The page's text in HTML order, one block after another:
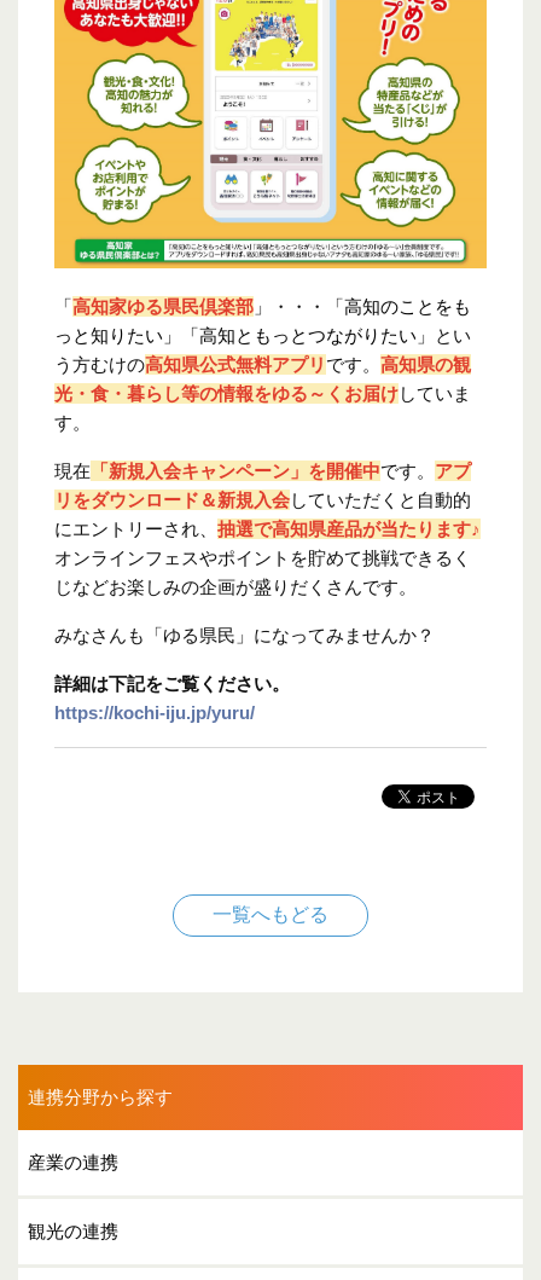
「高知家ゆる県民倶楽部 」・・・「高知のことをも
っと知りたい」「高知ともっとつながりたい 」とい
う方むけの高知県公式無料アプリ です。 高知県の観
光・食・暮らし等の情報をゆる～くお届けしていま
す。
現在 「新規入会キャンペーン」を開催中です。 アプ
リをダウンロード＆新規入会していただくと自動的
にエントリーされ、 抽選で高知県産品が当たります♪
オンラインフェスやポイントを貯めて挑戦できるく
じなどお楽しみの企画が盛りだくさんです。
みなさんも「ゆる県民」になってみませんか？
詳細は下記をご覧ください。
https://kochi-iju.jp/yuru/
一覧へもどる
連携分野から探す
産業の連携
観光の連携